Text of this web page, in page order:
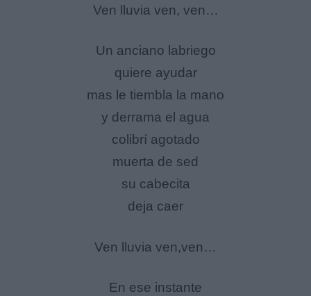
Ven lluvia ven, ven…
Un anciano labriego
quiere ayudar
mas le tiembla la mano
y derrama el agua
colibrí agotado
muerta de sed
su cabecita
deja caer
Ven lluvia ven,ven…
En ese instante